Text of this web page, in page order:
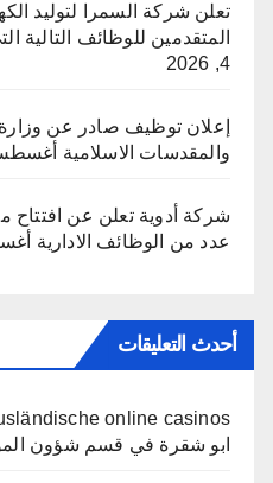
تعلن شركة السمرا لتوليد
المتقدمين للوظائف التالية
4, 2026
إعلان توظيف صادر عن
والمقدسات الاسلامية أغسطس 3,
شركة أدوية تعلن عن افتتاح
عدد من الوظائف الادارية
أحدث التعليقات
online casinos
ابو شقرة في قسم شؤون